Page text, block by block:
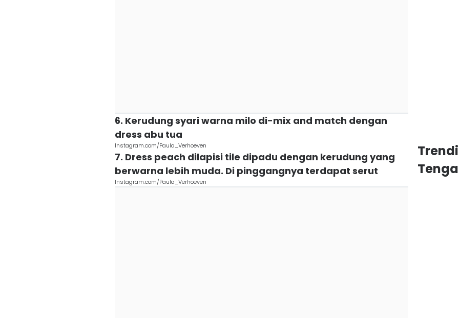
6. Kerudung syari warna milo di-mix and match dengan
dress abu tua
Instagram.com/Paula_Verhoeven
7. Dress peach dilapisi tile dipadu dengan kerudung yang
berwarna lebih muda. Di pinggangnya terdapat serut
Instagram.com/Paula_Verhoeven